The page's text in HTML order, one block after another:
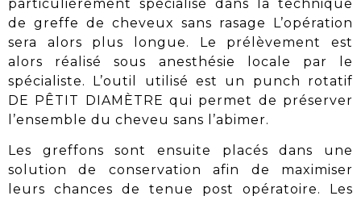
particulièrement spécialisé dans la technique
de greffe de cheveux sans rasage L’opération
sera alors plus longue. Le prélèvement est
alors réalisé sous anesthésie locale par le
spécialiste. L’outil utilisé est un punch rotatif
DE PÊTIT DIAMÈTRE qui permet de préserver
l’ensemble du cheveu sans l’abimer.
Les greffons sont ensuite placés dans une
solution de conservation afin de maximiser
leurs chances de tenue post opératoire. Les